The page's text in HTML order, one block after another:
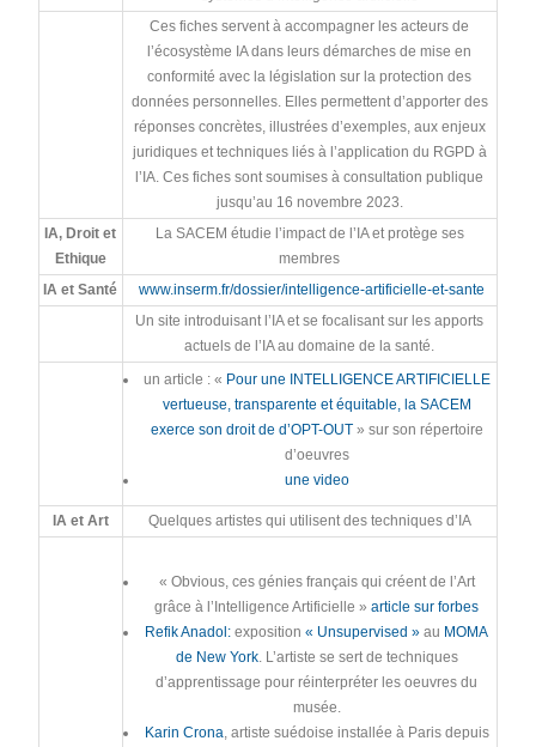
Ces fiches servent à accompagner les acteurs de
l’écosystème IA dans leurs démarches de mise en
conformité avec la législation sur la protection des
données personnelles. Elles permettent d’apporter des
réponses concrètes, illustrées d’exemples, aux enjeux
juridiques et techniques liés à l’application du RGPD à
l’IA. Ces fiches sont soumises à consultation publique
jusqu’au 16 novembre 2023.
IA, Droit et
Ethique
La SACEM étudie l’impact de l’IA et protège ses
membres
IA et Santé
www.inserm.fr/dossier/intelligence-artificielle-et-sante
Un site introduisant l’IA et se focalisant sur les apports
actuels de l’IA au domaine de la santé.
un article : « Pour une INTELLIGENCE ARTIFICIELLE
vertueuse, transparente et équitable, la SACEM
exerce son droit de d’OPT-OUT» sur son répertoire
d’oeuvres
une video
IA et Art Quelques artistes qui utilisent des techniques d’IA
« Obvious, ces génies français qui créent de l’Art
grâce à l’Intelligence Artificielle »article sur forbes
Refik Anadol: exposition« Unsupervised » au MOMA
de New York. L’artiste se sert de techniques
d’apprentissage pour réinterpréter les oeuvres du
musée.
Karin Crona , artiste suédoise installée à Paris depuis